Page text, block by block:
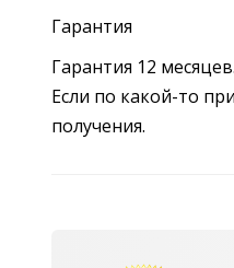
Гарантия
Гарантия 12
Если по какой-то
получения.